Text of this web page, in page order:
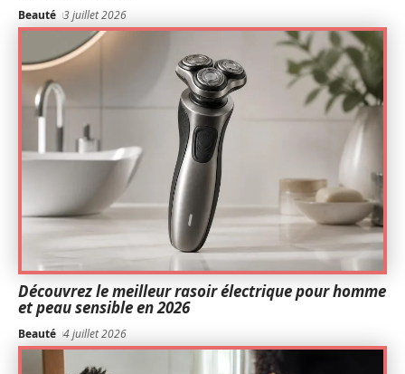
Beauté 3 juillet 2026
Découvrez le meilleur rasoir électrique pour homme
et peau sensible en 2026
Beauté 4 juillet 2026